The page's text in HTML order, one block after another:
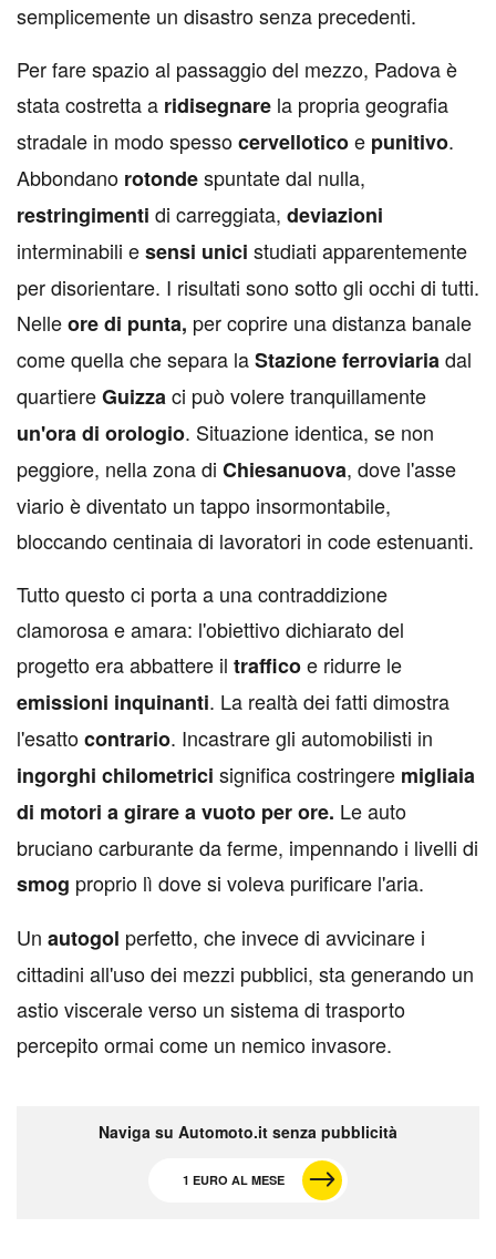
semplicemente un disastro senza precedenti.
Per fare spazio al passaggio del mezzo, Padova è
stata costretta a ridisegnare la propria geografia
stradale in modo spessocervelloticoe punitivo.
Abbondano rotondespuntate dal nulla,
restringimenti di carreggiata, deviazioni
interminabili esensi unici studiati apparentemente
per disorientare. I risultati sono sotto gli occhi di tutti.
Nelleoredi punta, per coprire una distanza banale
come quella che separa laStazioneferroviariadal
quartiereGuizzaci può volere tranquillamente
un'oradi orologio. Situazione identica, se non
peggiore, nella zona di Chiesanuova, dove l'asse
viario è diventato un tappo insormontabile,
bloccando centinaia di lavoratori in code estenuanti.
Tutto questo ci porta a una contraddizione
clamorosa e amara: l'obiettivo dichiarato del
progetto era abbattere il trafficoe ridurre le
emissioni inquinanti. La realtà dei fatti dimostra
l'esattocontrario. Incastrare gli automobilisti in
ingorghi chilometrici significa costringere migliaia
di motori a girare a vuoto per ore. Le auto
bruciano carburante da ferme, impennando i livelli di
smog proprio lì dove si voleva purificare l'aria.
Un autogol perfetto, che invece di avvicinare i
cittadini all'uso dei mezzi pubblici, sta generando un
astio viscerale verso un sistema di trasporto
percepito ormai come un nemico invasore.
Naviga su Automoto.it senza pubblicità
1 EURO AL MESE